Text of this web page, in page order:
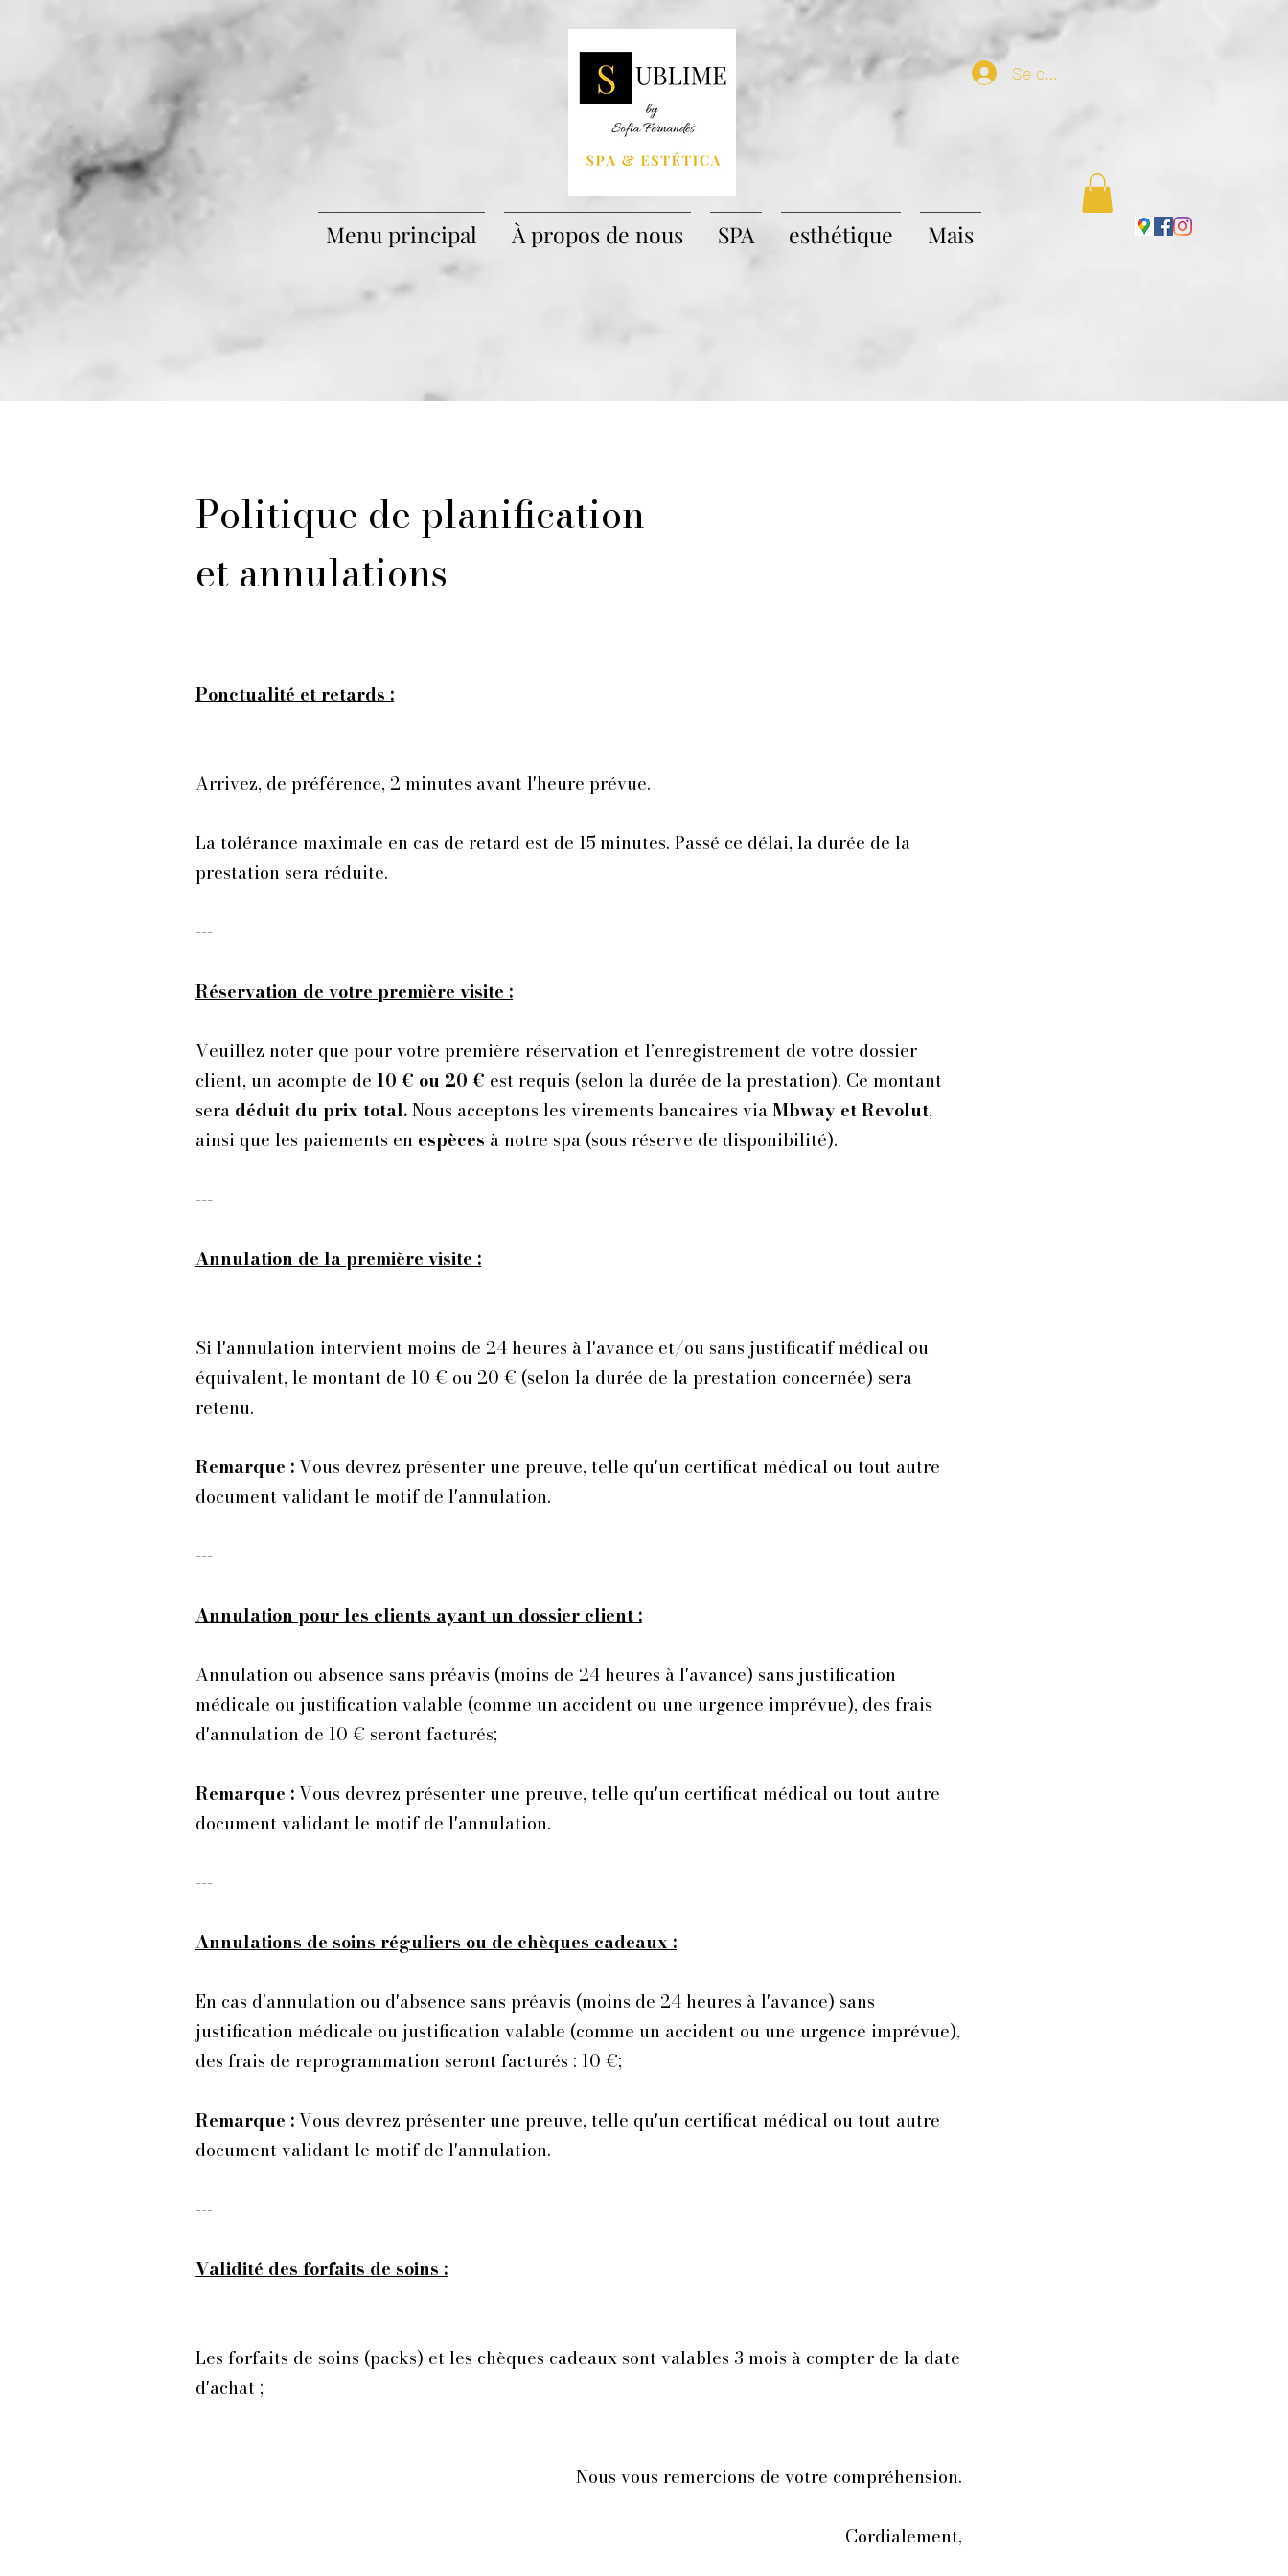
Menu principal À propos de nous SPA esthétique Mais
Se connecter
Politique de planification
et annulations
Ponctualité et retards :
Arrivez, de préférence, 2 minutes avant l'heure prévue.
La tolérance maximale en cas de retard est de 15 minutes. Passé ce délai, la durée de la
prestation sera réduite.​​​
---
Réservation de votre première visite :
Veuillez noter que pour votre première réservation et l’enregistrement de votre dossier
client, un acompte de 10 € ou 20 € est requis (selon la durée de la prestation). Ce montant
sera déduit du prix total.Nous acceptons les virements bancaires viaMbway et Revolut,
ainsi que les paiements en espèces à notre spa (sous réserve de disponibilité).
---
Annulation de la première visite :
Si l'annulation intervient moins de 24 heures à l'avance et/ou sans justificatif médical ou
équivalent, le montant de 10 € ou 20 € (selon la durée de la prestation concernée) sera
retenu.
Remarque :Vous devrez présenter une preuve, telle qu'un certificat médical ou tout autre
document validant le motif de l'annulation.​​
---
Annulation pour les clients ayant un dossier client :
Annulation ou absence sans préavis (moins de 24 heures à l'avance) sans justification
médicale ou justification valable (comme un accident ou une urgence imprévue), des frais
d'annulation de 10 € seront facturés;
Remarque :Vous devrez présenter une preuve, telle qu'un certificat médical ou tout autre
document validant le motif de l'annulation.
---
Annulations de soins réguliers ou de chèques cadeaux :
En cas d'annulation ou d'absence sans préavis (moins de 24 heures à l'avance) sans
justification médicale ou justification valable (comme un accident ou une urgence imprévue),
des frais de reprogrammation seront facturés : 10 €;
Remarque :Vous devrez présenter une preuve, telle qu'un certificat médical ou tout autre
document validant le motif de l'annulation.​​
---
Validité des forfaits de soins :
Les forfaits de soins (packs) et les chèques cadeaux sont valables 3 mois à compter de la date
d'achat ;
Nous vous remercions de votre compréhension.
Cordialement,